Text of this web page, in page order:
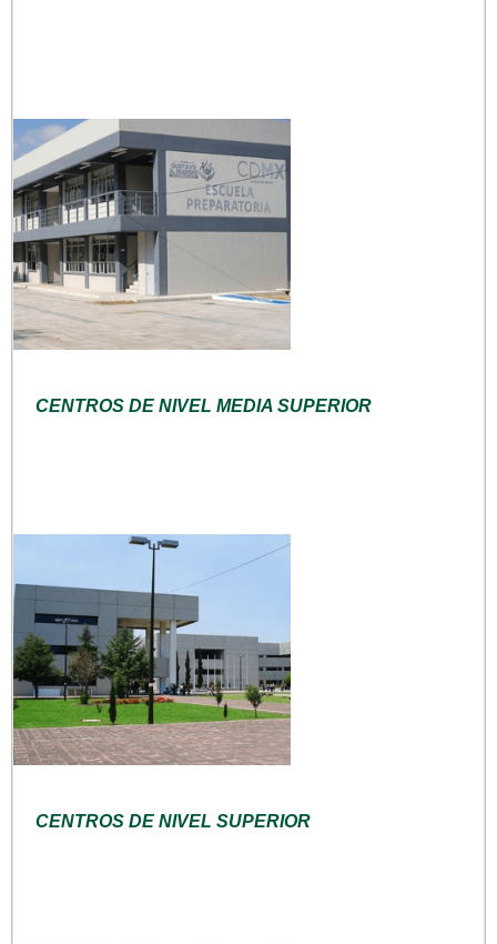
CENTROS DE NIVEL MEDIA SUPERIOR
CENTROS DE NIVEL SUPERIOR